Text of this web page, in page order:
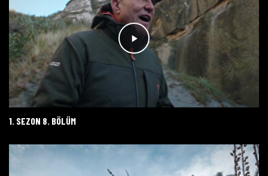
1. SEZON 8. BÖLÜM